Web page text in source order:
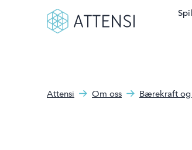
med?
Attensi Om oss Bærekraft og